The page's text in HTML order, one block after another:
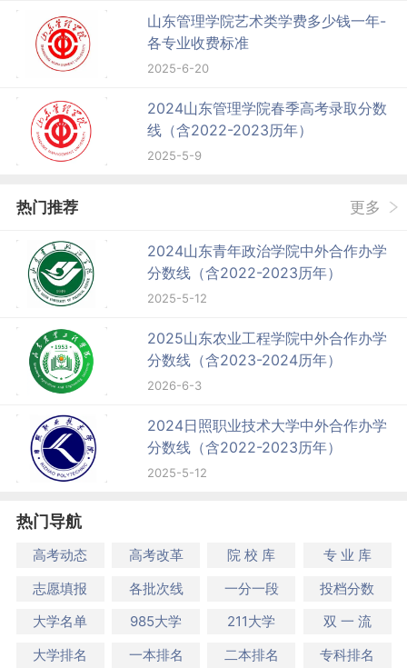
山东管理学院艺术类学费多少钱一年-
各专业收费标准
2025-6-20
2024山东管理学院春季高考录取分数
线（含2022-2023历年）
2025-5-9
热门推荐 更多
2024山东青年政治学院中外合作办学
分数线（含2022-2023历年）
2025-5-12
2025山东农业工程学院中外合作办学
分数线（含2023-2024历年）
2026-6-3
2024日照职业技术大学中外合作办学
分数线（含2022-2023历年）
2025-5-12
热门导航
高考动态 高考改革 院 校 库
专 业 库
志愿填报
各批次线 一分一段
投档分数
大学名单
985大学 211大学
双 一 流
大学排名
一本排名 二本排名 专科排名